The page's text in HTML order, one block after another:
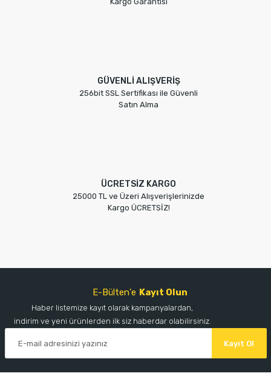
GÜVENLİ ALIŞVERİŞ
256bit SSL Sertifikası ile Güvenli
Satın Alma
ÜCRETSİZ KARGO
25000 TL ve Üzeri Alışverişlerinizde
Kargo ÜCRETSİZ!
E-Bülten'e Kayıt Olun
Haber listemize kayıt olarak kampanyalardan,
indirim ve yeni ürünlerden ilk siz haberdar olabilirsiniz.
Kayıt Ol